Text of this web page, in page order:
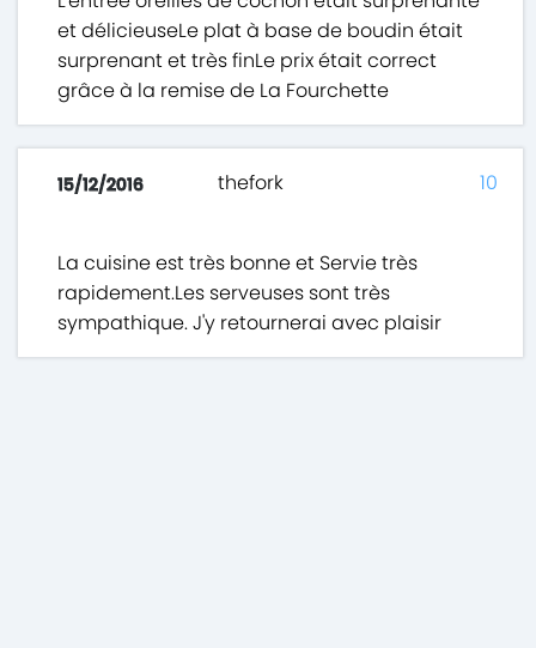
et délicieuseLe plat à base de boudin était
surprenant et très finLe prix était correct
grâce à la remise de La Fourchette
15/12/2016 thefork
La cuisine est très bonne et Servie très
rapidement.Les serveuses sont très
sympathique. J'y retournerai avec plaisir
10